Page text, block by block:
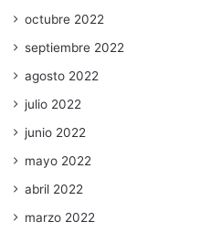
octubre 2022
septiembre 2022
agosto 2022
julio 2022
junio 2022
mayo 2022
abril 2022
marzo 2022